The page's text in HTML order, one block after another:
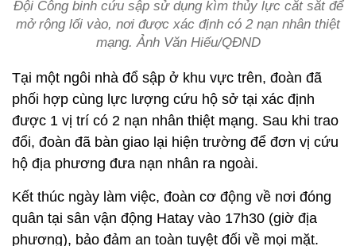
Đội Công binh cứu sập sử dụng kìm thủy lực cắt sắt để
mở rộng lối vào, nơi được xác định có 2 nạn nhân thiệt
mạng. Ảnh Văn Hiếu/QĐND
Tại một ngôi nhà đổ sập ở khu vực trên, đoàn đã
phối hợp cùng lực lượng cứu hộ sở tại xác định
được 1 vị trí có 2 nạn nhân thiệt mạng. Sau khi trao
đổi, đoàn đã bàn giao lại hiện trường để đơn vị cứu
hộ địa phương đưa nạn nhân ra ngoài.
Kết thúc ngày làm việc, đoàn cơ động về nơi đóng
quân tại sân vận động Hatay vào 17h30 (giờ địa
phương), bảo đảm an toàn tuyệt đối về mọi mặt.